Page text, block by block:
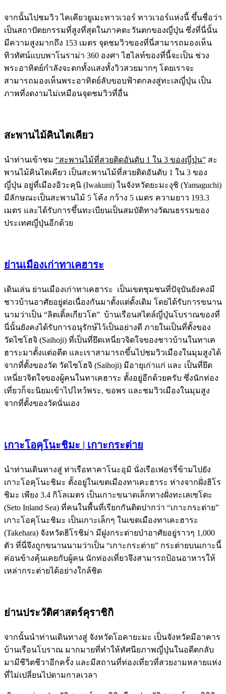
จากนั้นไปชมวิว ไคเคียวยูเมะทาวเวอร์ ทาวเวอร์แห่งนี้ ขึ้นชื่อว่า
เป็นสถาปัตยกรรมที่สูงที่สุดในภาคตะวันตกของญี่ปุ่น ซึ่งที่นี่นั้น
มีความสูงมากถึง 153 เมตร จุดชมวิวของที่นี่สามารถมองเห็น
ทิวทัศน์แบบพาโนราม่า 360 องศา ไฮไลท์ของที่นี้จะเป็น ช่วง
พระอาทิตย์กำลังจะตกทั้งแสงทั้งวิวสวยมากๆ โดยเราจะ
สามารถมองเห็นพระอาทิตย์ลับขอบฟ้าตกลงสู่ทะเลญี่ปุ่น เป็น
ภาพที่งดงามไม่เหมือนจุดชมวิวที่อื่น
สะพานไม้คินไตเคียว
นำท่านเข้าชม “สะพานไม้ที่สวยติดอันดับ 1 ใน 3 ของญี่ปุ่น” สะ
พานไม้คินไตเคียว เป็นสะพานไม้ที่สวยติดอันดับ 1 ใน 3 ของ
ญี่ปุ่น อยู่ที่เมืองอิวะคุนิ (Iwakuni) ในจังหวัดยะมะงุชิ (Yamaguchi)
มีลักษณะเป็นสะพานไม้ 5 โค้ง กว้าง 5 เมตร ความยาว 193.3
เมตร และได้รับการขึ้นทะเบียนเป็นสมบัติทางวัฒนธรรมของ
ประเทศญี่ปุ่นอีกด้วย
ย่านเมืองเก่าทาเคฮาระ
เดินเล่น ย่านเมืองเก่าทาเคฮาระ เป็นเขตชุมชนที่ปัจุบันยังคงมี
ชาวบ้านอาศัยอยู่ต่อเนื่องกันมาตั้งแต่ดั้งเดิม โดยได้รับการขนาน
นามว่าเป็น “ลิตเติ้ลเกียวโต” บ้านเรือนสไตล์ญี่ปุ่นโบราณของที่
นี่นั้นยังคงได้รับการอนุรักษ์ไว้เป็นอย่างดี ภายในเป็นที่ตั้งของ
วัดไซโฮจิ (Saihoji) ที่เป็นที่ยึดเหนี่ยวจิตใจของชาวบ้านในทาเค
ฮาระมาตั้งแต่อดีต และเราสามารถขึ้นไปชมวิวเมืองในมุมสูงได้
จากที่ตั้งของวัด วัดไซโฮจิ (Saihoji) มีอายุเก่าแก่ และ เป็นที่ยึด
เหนี่ยวจิตใจของผู้คนในทาเคฮาระ ตั้งอยู่อีกด้วยครับ ซึ่งนักท่อง
เที่ยวก็จะนิยมเข้าไปไหว้พระ, ขอพร และชมวิวเมืองในมุมสูง
จากที่ตั้งของวัดนั่นเอง
เกาะโอคุโนะชิมะ | เกาะกระต่าย
นำท่านเดินทางสู่ ท่าเรือทาคาโนะอุมิ นั่งเรือเฟอรรี่ข้ามไปยัง
เกาะโอคุโนะชิมะ ตั้งอยู่ในเขตเมืองทาเคะฮาระ ห่างจากฝั่งฮิโร
ชิมะ เพียง 3.4 กิโลเมตร เป็นเกาะขนาดเล็กทางฝั่งทะเลเซโตะ
(Seto Inland Sea) ที่คนในพื้นที่เรียกกันติดปากว่า “เกาะกระต่าย”
เกาะโอคุโนะชิมะ เป็นเกาะเล็กๆ ในเขตเมืองทาเคะฮาระ
(Takehara) จังหวัดฮิโรชิม่า มีฝูงกระต่ายป่าอาศัยอยู่ราวๆ 1,000
ตัว ที่นี่จึงถูกขนานนามว่าเป็น “เกาะกระต่าย” กระต่ายบนเกาะนี้
ค่อนข้างคุ้นเคยกับผู้คน นักท่องเที่ยวจึงสามารถป้อนอาหารให้
เหล่ากระต่ายได้อย่างใกล้ชิด
ย่านประวัติศาสตร์คุราชิกิ
จากนั้นนำท่านเดินทางสู่ จังหวัดโอคายะมะ เป็นจังหวัดมีอาคาร
บ้านเรือนโบราณ มากมายที่ทำให้ทัศนียภาพญี่ปุ่นในอดีตกลับ
มามีชีวิตชีวาอีกครั้ง และมีสถานที่ท่องเที่ยวที่สวยงามหลายแห่ง
ที่ไม่เปลี่ยนไปตามกาลเวลา